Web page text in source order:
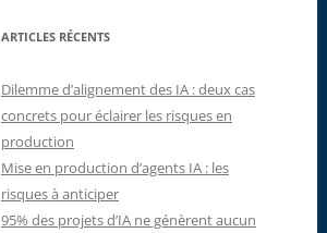
ARTICLES RÉCENTS
Dilemme d’alignement des IA : deux cas
concrets pour éclairer les risques en
production
Mise en production d’agents IA : les
risques à anticiper
95% des projets d’IA ne génèrent aucun